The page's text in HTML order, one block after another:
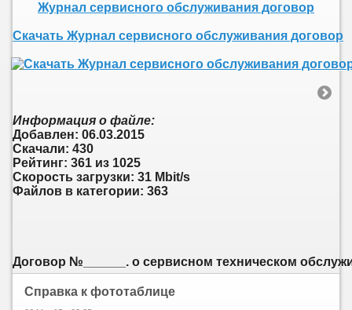
Журнал сервисного обслуживания договор
Скачать Журнал сервисного обслуживания договор
Информация о файле:
Добавлен: 06.03.2015
Скачали: 430
Рейтинг: 361 из 1025
Скорость загрузки: 31 Mbit/s
Файлов в категории: 363
Договор №______. о сервисном техническом
Справка к фототаблице